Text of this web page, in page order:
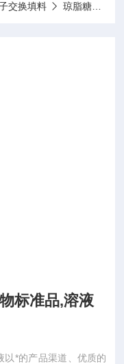
交换填料 琼脂糖凝胶系列
标准品,溶液
以*的产品渠道、优质的